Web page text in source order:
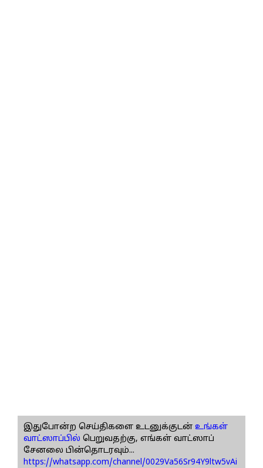
இதுபோன்ற செய்திகளை உடனுக்குடன் உங்கள்
வாட்ஸாப்பில் பெறுவதற்கு, எங்கள் வாட்ஸாப்
சேனலை பின்தொடரவும்...
https://whatsapp.com/channel/0029Va56Sr94Y9ltw5vAi